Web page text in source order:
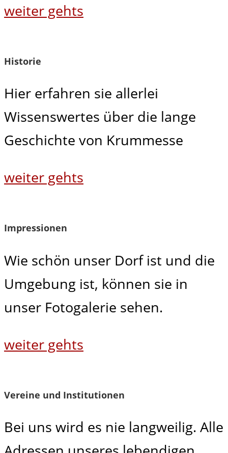
weiter gehts
Historie
Hier erfahren sie allerlei
Wissenswertes über die lange
Geschichte von Krummesse
weiter gehts
Impressionen
Wie schön unser Dorf ist und die
Umgebung ist, können sie in
unser Fotogalerie sehen.
weiter gehts
Vereine und Institutionen
Bei uns wird es nie langweilig. Alle